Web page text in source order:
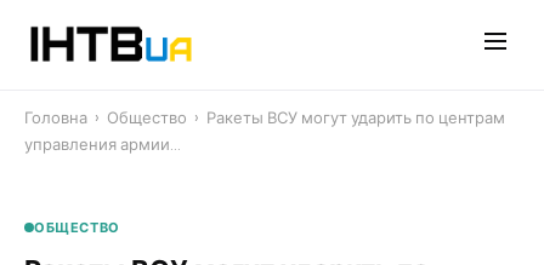
Головна › Общество › Ракеты ВСУ могут ударить по центрам
управления армии…
ОБЩЕСТВО